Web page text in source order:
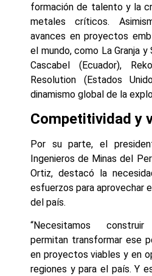
formación de talento y la
metales críticos.
avances en proyectos
el mundo, como La Granja y
Cascabel (Ecuador),
Resolution (Estados
dinamismo global de la
Competitividad y
Por su parte, el
Ingenieros de Minas del
Ortiz, destacó la
esfuerzos para aprovechar
del país.
“Necesitamos
permitan transformar ese
en proyectos viables y en
regiones y para el país. Y